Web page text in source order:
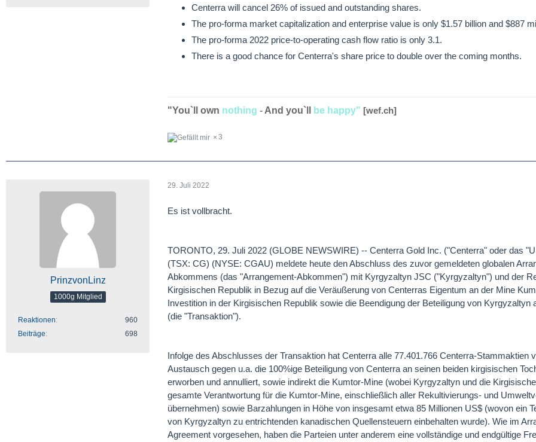
Centerra will cancel 26% of issued and outstanding shares.
The pro-forma market capitalization and enterprise value is only $1.57 billion and $887
The pro-forma 2022 price-to-operating cash flow ratio is only 3.1.
There is a good chance for Centerra's share price to double over the coming months.
"You`ll own nothing - And you`ll be happy" [wef.ch]
3
PrinzvonLinz
1000g Mitglied
Reaktionen
960
Beiträge
698
29. Juli 2022
Es ist vollbracht.
TORONTO, 29. Juli 2022 (GLOBE NEWSWIRE) -- Centerra Gold Inc. ("Centerra" oder das
(TSX: CG) (NYSE: CGAU) meldete heute den Abschluss des zuvor gemeldeten globalen
Abkommens (das "Arrangement-Abkommen") mit Kyrgyzaltyn JSC ("Kyrgyzaltyn") und der
Kirgisischen Republik in Bezug auf die Veräußerung von Centerras Eigentum an der Mine
Investition in der Kirgisischen Republik sowie die Beendigung der Beteiligung von Kyrgyzaltyn
(die "Transaktion").
Infolge des Abschlusses der Transaktion hat Centerra alle 77.401.766 Centerra-Stammaktien
Austausch gegen u.a. die 100%ige Beteiligung von Centerra an seinen beiden kirgisischen
erworben und annulliert, sowie indirekt die Kumtor-Mine (wobei Kyrgyzaltyn und die
gesamte Verantwortung für die Kumtor-Mine, einschließlich aller Rekultivierungs- und
übernehmen) sowie Barzahlungen in Höhe von insgesamt etwa 85 Millionen US$ (wovon ein
von Kyrgyzaltyn zu entrichtenden kanadischen Quellensteuern einbehalten wurde). Wie im
Agreement vorgesehen, haben die Parteien unter anderem eine vollständige und endgültige